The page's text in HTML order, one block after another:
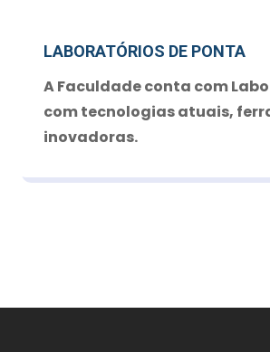
LABORATÓRIOS DE PONTA
A Faculdade conta com
com tecnologias atuais,
inovadoras.